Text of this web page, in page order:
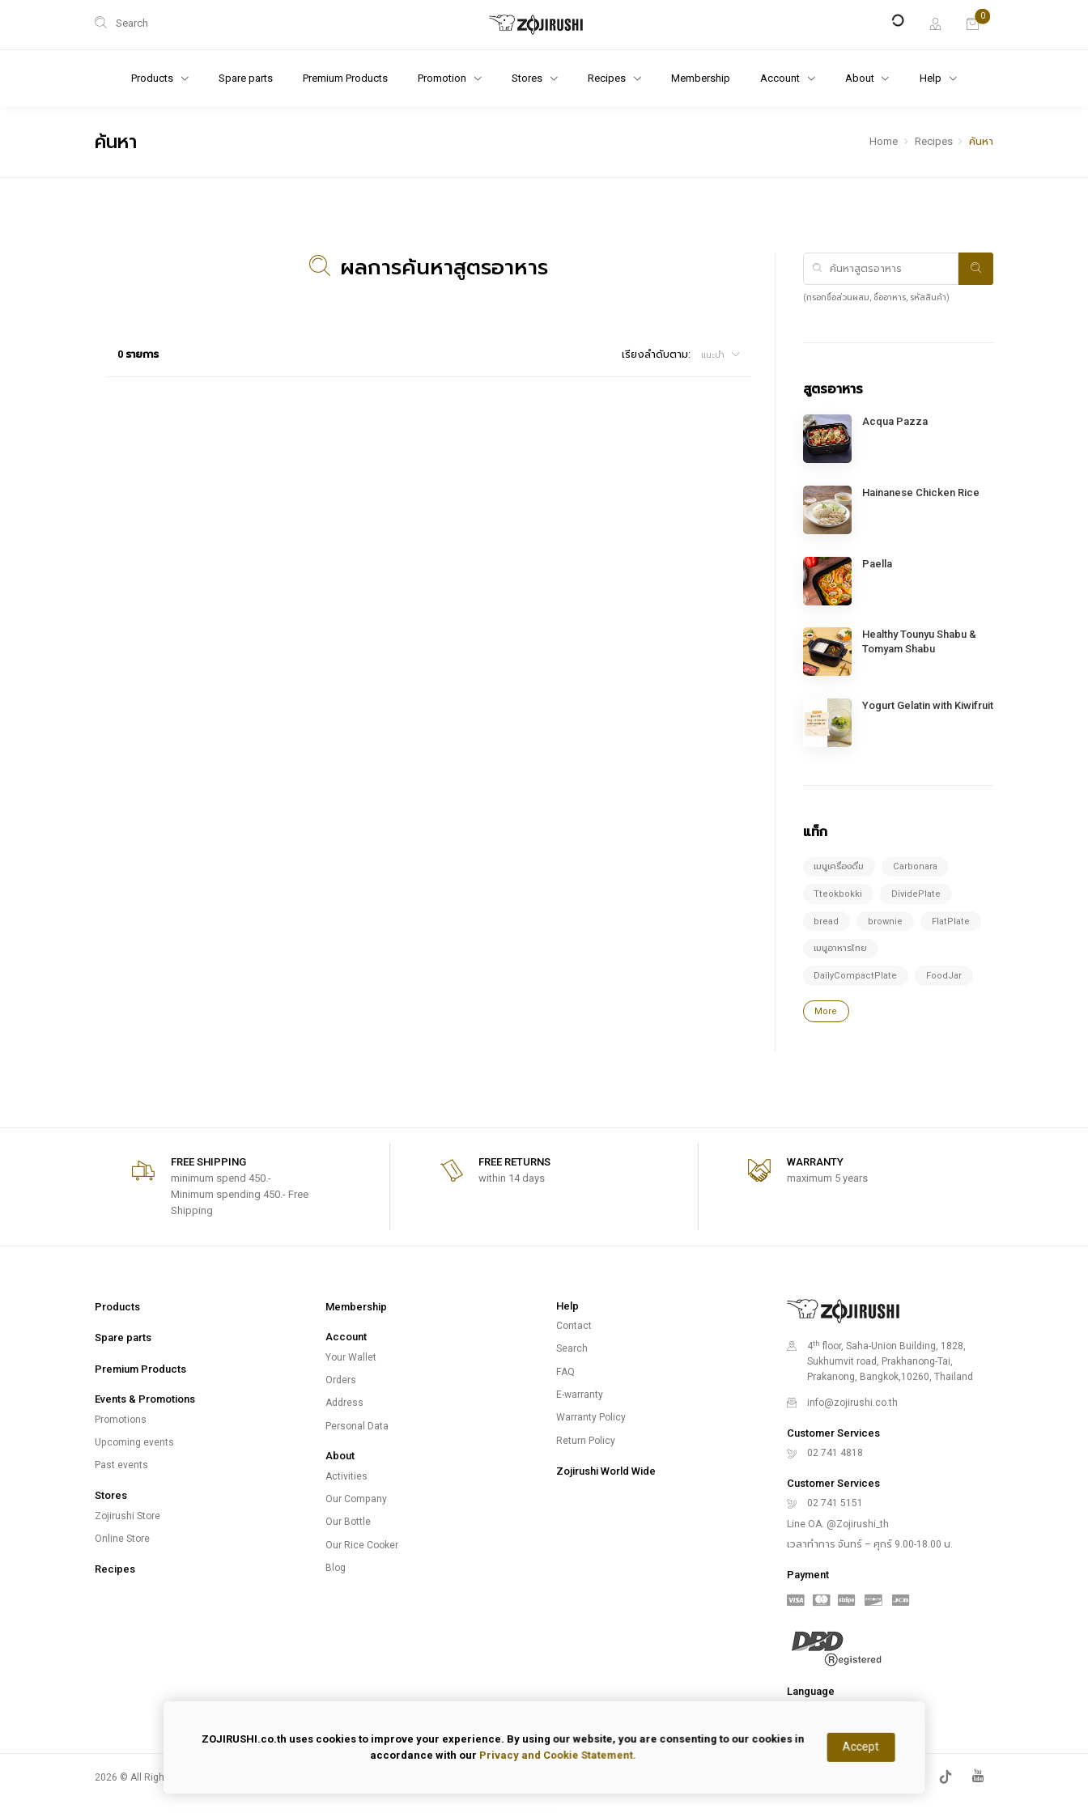
Search
0
Products Spare parts Premium Products Promotion Stores Recipes Membership Account About Help
ค้นหา Home Recipes ค้นหา
ผลการค้นหาสูตรอาหาร
0 รายการ เรียงลำดับตาม: แนะนำ
(กรอกชื่อส่วนผสม, ชื่ออาหาร, รหัสสินค้า)
สูตรอาหาร
Acqua Pazza
Hainanese Chicken Rice
Paella
Healthy Tounyu Shabu &
Tomyam Shabu
Yogurt Gelatin with Kiwifruit
แท็ก
เมนูเครื่องดื่ม Carbonara
Tteokbokki DividePlate
bread brownie FlatPlate
เมนูอาหารไทย
DailyCompactPlate FoodJar
More
FREE SHIPPING
minimum spend 450.-
Minimum spending 450.- Free
Shipping
FREE RETURNS
within 14 days
WARRANTY
maximum 5 years
Products
Spare parts
Premium Products
Events & Promotions
Promotions
Upcoming events
Past events
Stores
Zojirushi Store
Online Store
Recipes
Membership
Account
Your Wallet
Orders
Address
Personal Data
About
Activities
Our Company
Our Bottle
Our Rice Cooker
Blog
Help
Contact
Search
FAQ
E-warranty
Warranty Policy
Return Policy
Zojirushi World Wide
4th floor, Saha-Union Building, 1828,
Sukhumvit road, Prakhanong-Tai,
Prakanong, Bangkok,10260, Thailand
info@zojirushi.co.th
Customer Services
02 741 4818
Customer Services
02 741 5151
Line OA. @Zojirushi_th
เวลาทำการ จันทร์ – ศุกร์ 9.00-18.00 น.
Payment
Language
2026 © All Rights Reserved.
ZOJIRUSHI.co.th uses cookies to improve your experience. By using our website, you are consenting to our cookies in
accordance with our Privacy and Cookie Statement.
Accept